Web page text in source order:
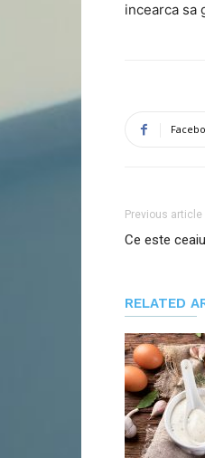
incearca sa
Previous article
Ce este
RELATED